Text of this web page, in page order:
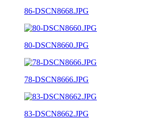
86-DSCN8668.JPG
80-DSCN8660.JPG
78-DSCN8666.JPG
83-DSCN8662.JPG